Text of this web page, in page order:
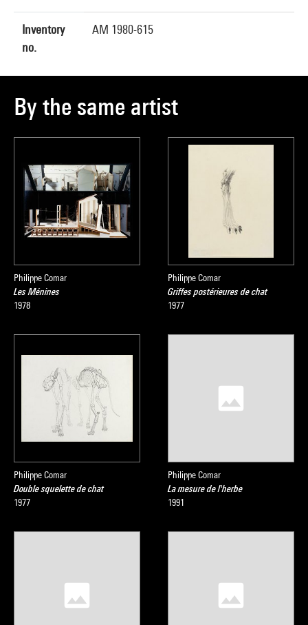
Inventory
no.
AM 1980-615
By the same artist
Philippe Comar
Les Ménines
1978
Philippe Comar
Griffes postérieures de chat
1977
Philippe Comar
Double squelette de chat
1977
Philippe Comar
La mesure de l'herbe
1991